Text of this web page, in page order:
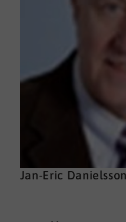
Jan-Eric Danielsson